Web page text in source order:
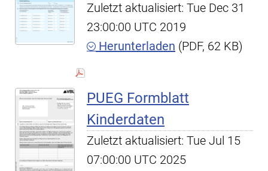
Zuletzt aktualisiert: Tue Dec 31
23:00:00 UTC 2019
Herunterladen (PDF, 62 KB)
PUEG Formblatt
Kinderdaten
Zuletzt aktualisiert: Tue Jul 15
07:00:00 UTC 2025